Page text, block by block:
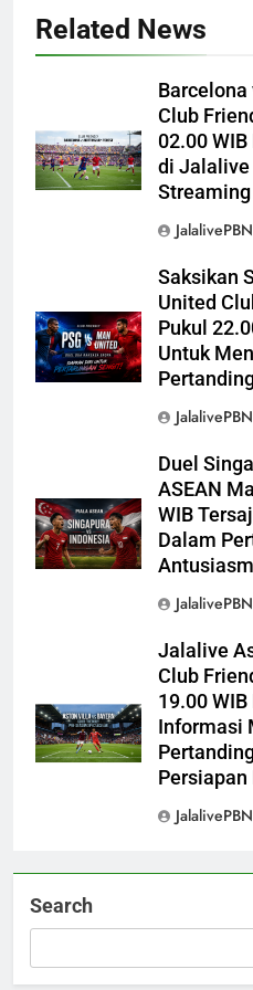
Related News
Club
02.00
di Jalalive
Saksikan
United
Pukul
Untuk
Duel
ASEAN
WIB
Dalam
Jalalive
Club
19.00
Informasi
Persiapan
Search